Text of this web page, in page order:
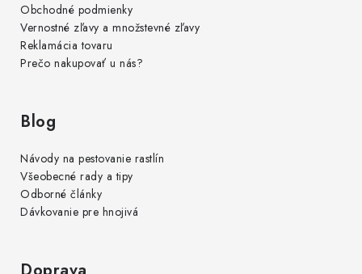
Obchodné podmienky
Vernostné zľavy a množstevné zľavy
Reklamácia tovaru
Prečo nakupovať u nás?
Blog
Návody na pestovanie rastlín
Všeobecné rady a tipy
Odborné články
Dávkovanie pre hnojivá